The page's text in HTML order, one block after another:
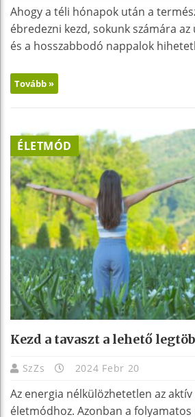
Ahogy a téli hónapok után a
ébredezni kezd, sokunk számára
és a hosszabbodó nappalok
Tovább »
ÉLETMÓD
Kezd a tavaszt a lehető
SzZs 2024 Febr 20
Az energia nélkülözhetetlen az aktív
életmódhoz. Azonban a